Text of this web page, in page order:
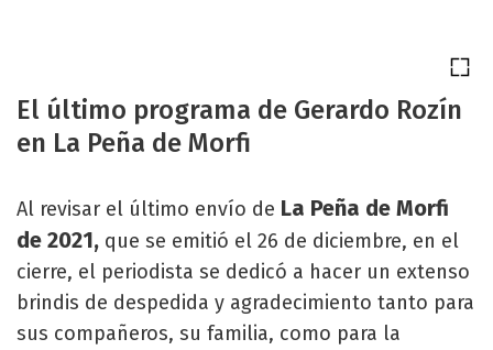
El último programa de Gerardo Rozín
en La Peña de Morfi
Al revisar el último envío de La Peña de Morfi
de 2021, que se emitió el 26 de diciembre, en el
cierre, el periodista se dedicó a hacer un extenso
brindis de despedida y agradecimiento tanto para
sus compañeros, su familia, como para la